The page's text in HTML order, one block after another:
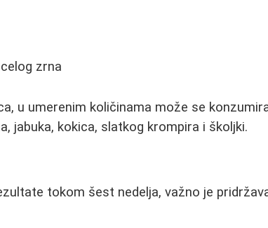
zrna
u umerenim količinama može se
jabuka, kokica, slatkog krompira i školjki.
tokom šest nedelja, važno je